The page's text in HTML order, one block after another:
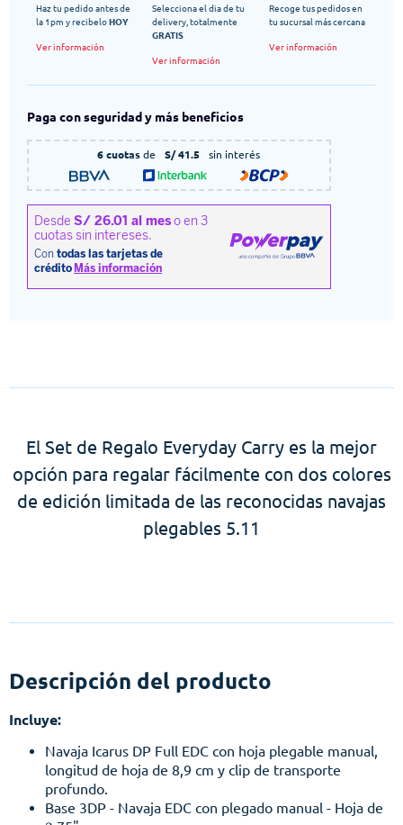
Haz tu pedido antes de
la 1pm y recibeloHOY
Ver información
Selecciona el dia de tu
delivery, totalmente
GRATIS
Ver información
Recoge tus pedidos en
tu sucursal más cercana
Ver información
Paga con seguridad y más beneficios
6 cuotasde S/ 41.5 sin interés
El Set de Regalo Everyday Carry es la mejor
opción para regalar fácilmente con dos colores
de edición limitada de las reconocidas navajas
plegables 5.11
Descripción del producto
Incluye:
Navaja Icarus DP Full EDC con hoja plegable manual,
longitud de hoja de 8,9 cm y clip de transporte
profundo.
Base 3DP - Navaja EDC con plegado manual - Hoja de